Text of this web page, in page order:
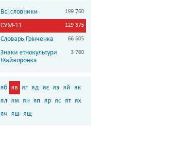
Всі словники 199 760
СУМ-11 129 375
Словарь Грінченка 66 605
Знаки етнокультури
Жайворонка
3 780
яб яв яг яд яє яз яй як
ял ям ян яп яр яс ят ях
яч яш ящ